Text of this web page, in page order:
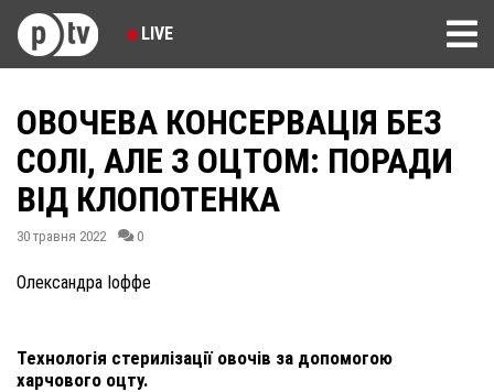
LIVE
ОВОЧЕВА КОНСЕРВАЦІЯ БЕЗ
СОЛІ, АЛЕ З ОЦТОМ: ПОРАДИ
ВІД КЛОПОТЕНКА
30 травня 2022 0
Олександра Іоффе
Технологія стерилізації овочів за допомогою
харчового оцту.